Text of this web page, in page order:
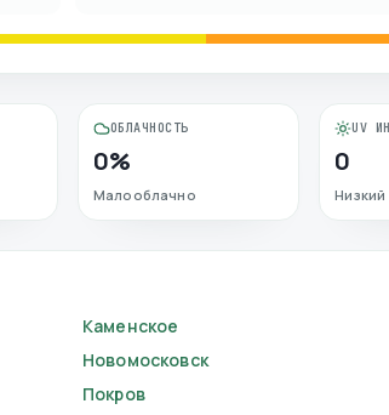
ОБЛАЧНОСТЬ
0%
Малооблачно
UV
0
Низкий
Каменское
Новомосковск
Покров